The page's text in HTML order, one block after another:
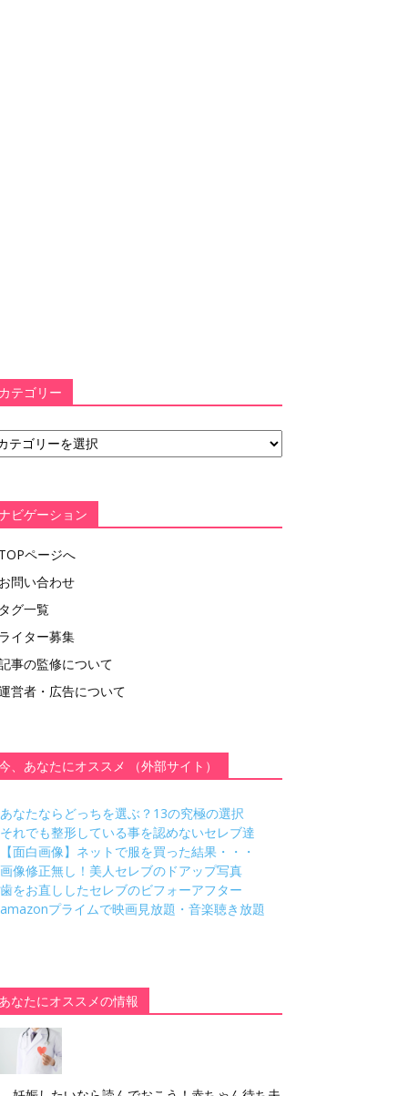
カテゴリー
ビゲーション
TOPページへ
お問い合わせ
タグ一覧
ライター募集
事の監修について
営者・広告について
、あなたにオススメ （外部サイト）
あなたならどっちを選ぶ？13の究極の選択
それでも整形している事を認めないセレブ達
【面白画像】ネットで服を買った結果・・・
画像修正無し！美人セレブのドアップ写真
歯をお直ししたセレブのビフォーアフター
amazonプライムで映画見放題・音楽聴き放題
あなたにオススメの情報